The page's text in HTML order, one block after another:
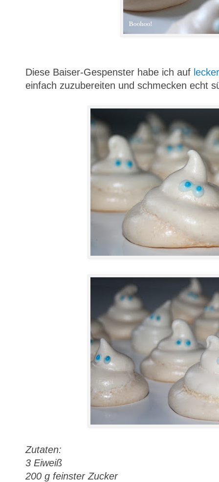
Diese Baiser-Gespenster habe ich auf
einfach zuzubereiten und schmecken echt
Zutaten:
3 Eiweiß
200 g feinster Zucker